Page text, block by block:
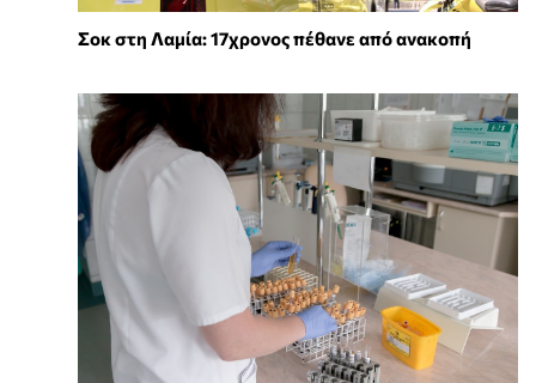
Σοκ στη Λαμία: 17χρονος πέθανε από ανακοπή